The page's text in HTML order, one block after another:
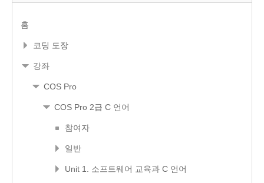
홈
코딩 도장
강좌
COS Pro
COS Pro 2급 C 언어
참여자
일반
Unit 1. 소프트웨어 교육과 C 언어